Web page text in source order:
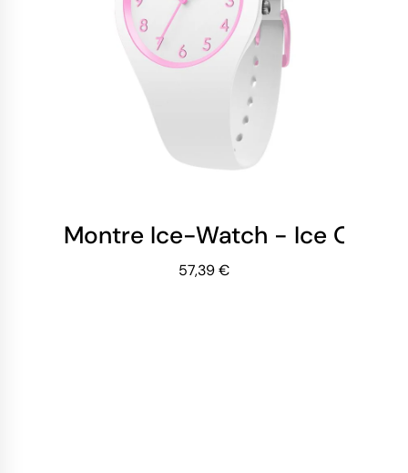
Montre Ice-Watch - Ice Ola
57,39 €